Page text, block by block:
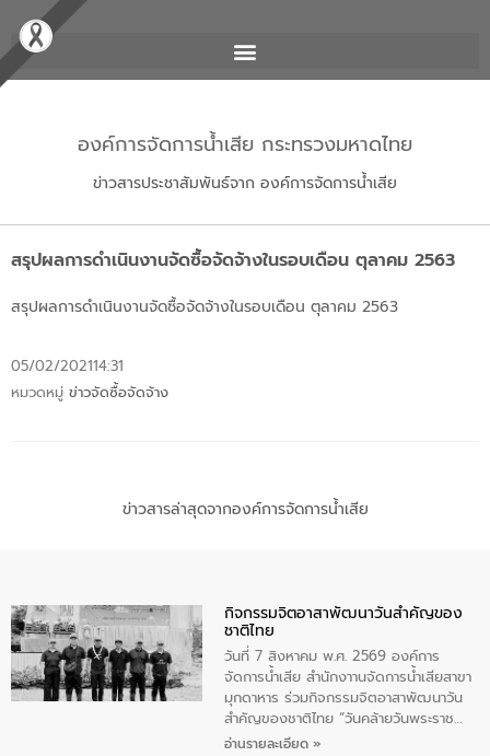
องค์การจัดการน้ำเสีย กระทรวงมหาดไทย
ข่าวสารประชาสัมพันธ์จาก องค์การจัดการน้ำเสีย
สรุปผลการดำเนินงานจัดซื้อจัดจ้างในรอบเดือน ตุลาคม 2563
สรุปผลการดำเนินงานจัดซื้อจัดจ้างในรอบเดือน ตุลาคม 2563
05/02/202114:31
หมวดหมู่ ข่าวจัดซื้อจัดจ้าง
ข่าวสารล่าสุดจากองค์การจัดการน้ำเสีย
กิจกรรมจิตอาสาพัฒนาวันสําคัญของ
ชาติไทย
วันที่ 7 สิงหาคม พ.ศ. 2569 องค์การ
จัดการน้ำเสีย สำนักงาานจัดการน้ำเสียสาขา
มุกดาหาร ร่วมกิจกรรมจิตอาสาพัฒนาวัน
สําคัญของชาติไทย “วันคล้ายวันพระราช
สมภพ สมเด็จพระนางเจ้าสิริกิติ์พระบรม
อ่านรายละเอียด »